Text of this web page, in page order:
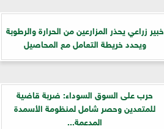
خبير زراعي يحذر المزارعين من الحرارة والرطوبة
ويحدد خريطة التعامل مع المحاصيل
حرب على السوق السوداء: ضربة قاضية
للمتعدين وحصر شامل لمنظومة الأسمدة
المدعمة...